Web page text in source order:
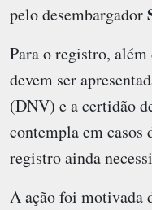
pelo desembargador
Para o registro,
devem ser
(DNV) e a certidão
contempla em casos
registro ainda
A ação foi motivada